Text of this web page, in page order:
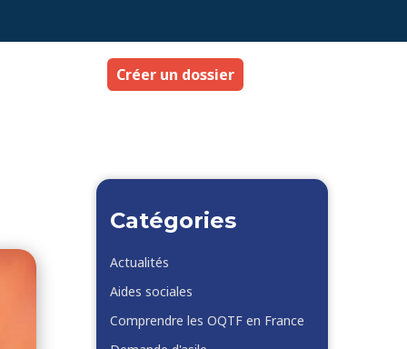
Créer un dossier
Catégories
Actualités
Aides sociales
Comprendre les OQTF en France